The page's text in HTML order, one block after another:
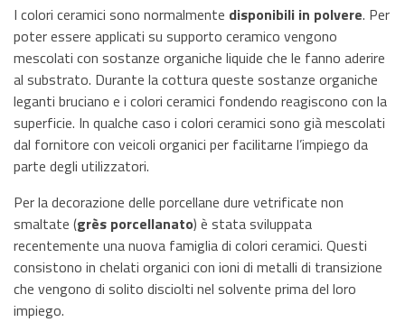
I colori ceramici sono normalmente disponibili in polvere. Per
poter essere applicati su supporto ceramico vengono
mescolati con sostanze organiche liquide che le fanno aderire
al substrato. Durante la cottura queste sostanze organiche
leganti bruciano e i colori ceramici fondendo reagiscono con la
superficie. In qualche caso i colori ceramici sono già mescolati
dal fornitore con veicoli organici per facilitarne l’impiego da
parte degli utilizzatori.
Per la decorazione delle porcellane dure vetrificate non
smaltate (grès porcellanato) è stata sviluppata
recentemente una nuova famiglia di colori ceramici. Questi
consistono in chelati organici con ioni di metalli di transizione
che vengono di solito disciolti nel solvente prima del loro
impiego.